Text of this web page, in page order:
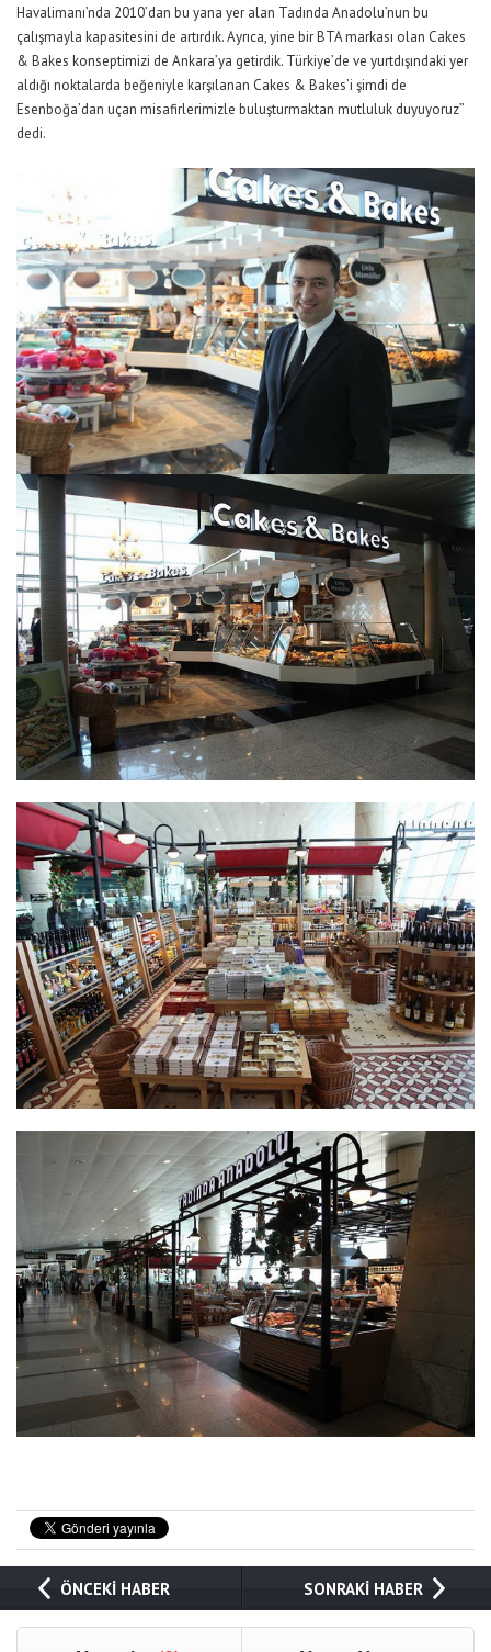
Havalimanı’nda 2010’dan bu yana yer alan Tadında Anadolu’nun bu
çalışmayla kapasitesini de artırdık. Ayrıca, yine bir BTA markası olan Cakes
& Bakes konseptimizi de Ankara’ya getirdik. Türkiye’de ve yurtdışındaki yer
aldığı noktalarda beğeniyle karşılanan Cakes & Bakes’i şimdi de
Esenboğa’dan uçan misafirlerimizle buluşturmaktan mutluluk duyuyoruz”
dedi.
ÖNCEKİ HABER SONRAKİ HABER